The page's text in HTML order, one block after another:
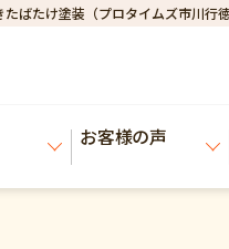
ばたけ塗装（プロタイムズ市川行徳
お客様の声